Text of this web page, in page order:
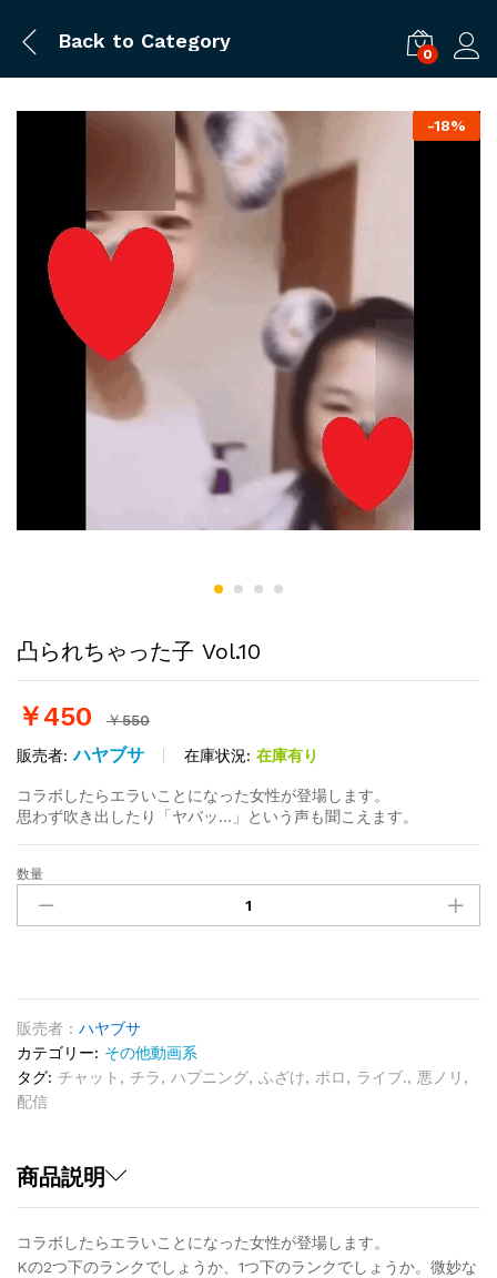
Back to Category
0
-18%
凸られちゃった子 Vol.10
￥450 ￥550
販売者:ハヤブサ 在庫状況: 在庫有り
コラボしたらエラいことになった女性が登場します。
思わず吹き出したり「ヤバッ…」という声も聞こえます。
凸
れ
っ
た
子
Vol.10
quantity
数量
販売者 : ハヤブサ
カテゴリー: その他動画系
タグ: チャット , チラ, ハプニング, ふざけ, ポロ, ライブ., 悪ノリ ,
配信
商品説明
コラボしたらエラいことになった女性が登場します。
Kの2つ下のランクでしょうか、1つ下のランクでしょうか。微妙な